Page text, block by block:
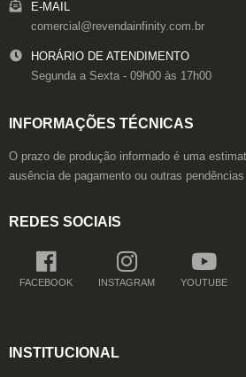
E-MAIL
comercial@revendainfinity.com.br
HORÁRIO DE ATENDIMENTO
Segunda a Sexta - 09h00 às 17h00
INFORMAÇÕES TÉCNICAS
O prazo de produção informado é uma
ausência de pagamento ou outras
REDES SOCIAIS
FACEBOOK INSTAGRAM YOUTUBE
INSTITUCIONAL